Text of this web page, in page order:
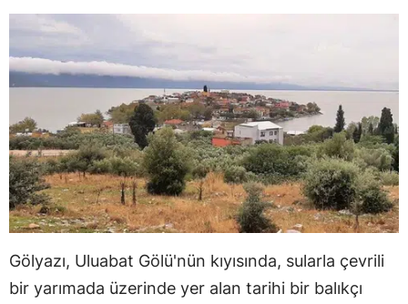
Gölyazı, Uluabat Gölü'nün kıyısında, sularla çevrili
bir yarımada üzerinde yer alan tarihi bir balıkçı